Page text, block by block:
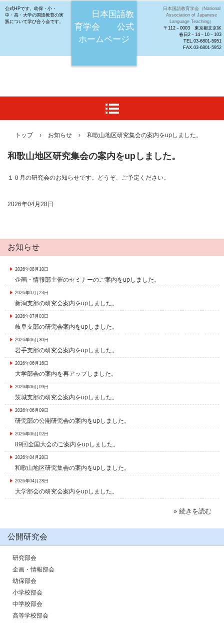
日本国語教
育学会 公式
ホームページ
公式HPです。幼保・小・
中・高・大学の国語教育の実
践について学び合う会です。
日本国語教育学会（National
Association of Japanese
Language Teaching）
〒112－0003 東京都文京区
春日2－14－10－103
TEL.03-6801-5951
FAX.03-6801-5952
トップ › お知らせ › 和歌山地区研究集会の案内をupしました。
和歌山地区研究集会の案内をupしました。
１０月の研究会のお知らせです。どうぞ、ご予定ください。
2026年04月28日
お知らせ
2026年08月10日
企画・情報部主催のセミナーのご案内をupしました。
2026年07月23日
新潟支部の研究会案内をupしました。
2026年07月03日
岐阜支部の研究会案内をupしました。
2026年06月30日
岩手支部の研究会案内をupしました。
2026年06月16日
大学部会の案内を再アップしました。
2026年06月09日
茨城支部の研究会案内をupしました。
2026年06月09日
研究部の公開研究会の案内をupしました。
2026年06月02日
89回全国大会のご案内をupしました。
2026年04月28日
和歌山地区研究集会の案内をupしました。
2026年04月28日
大学部会の研究会案内をupしました。
» 続きを読む
公開研究会
研究部会
企画・情報部会
幼保部会
小学校部会
中学校部会
高等学校部会